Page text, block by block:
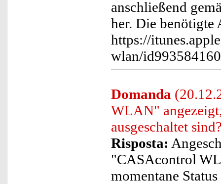
anschließend
her. Die
https://
wlan/
Domanda
WLAN"
ausgeschaltet
Risposta:
"CASAcontrol
momentane